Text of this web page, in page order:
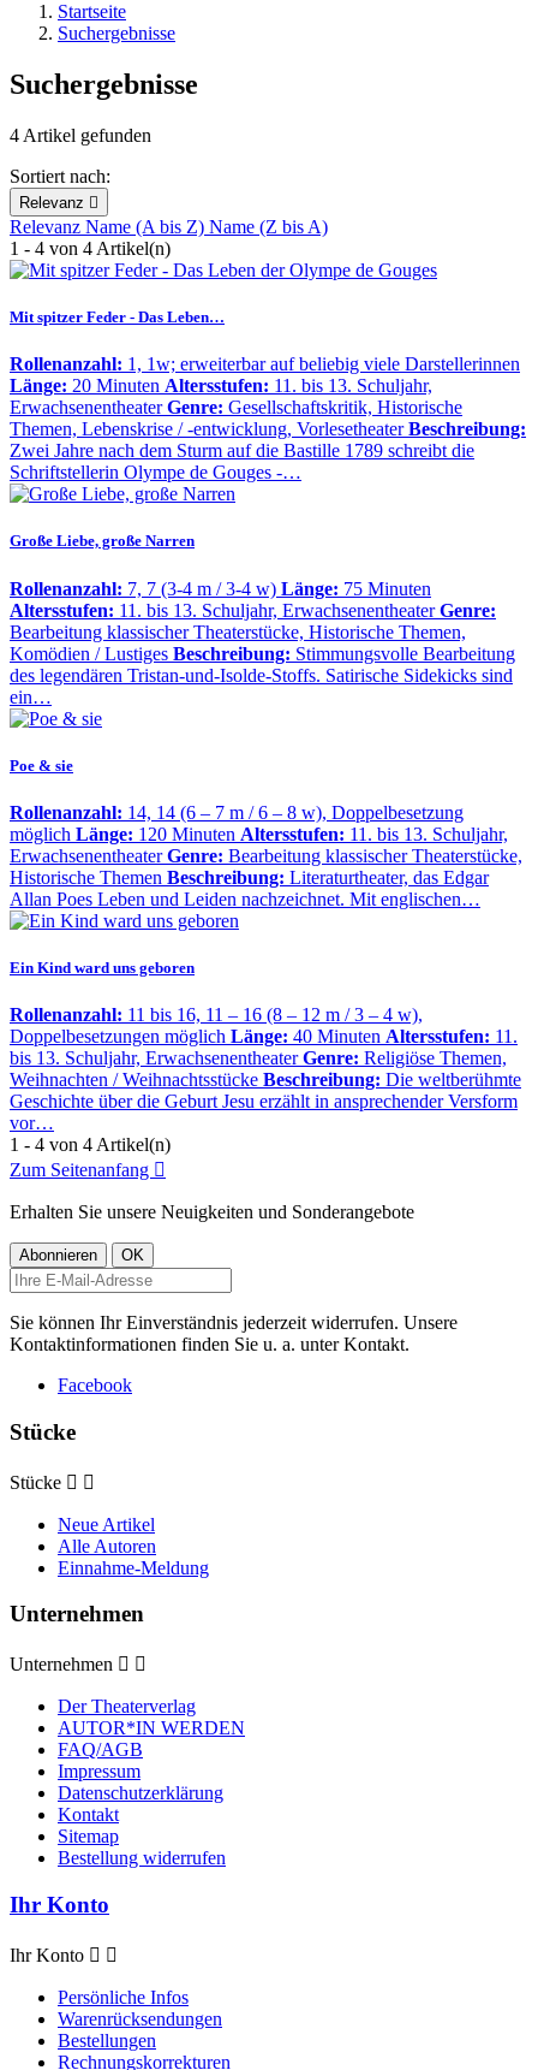
Startseite
Suchergebnisse
Suchergebnisse
4 Artikel gefunden
Sortiert nach:
Relevanz 
Relevanz Name (A bis Z) Name (Z bis A)
1 - 4 von 4 Artikel(n)
Mit spitzer Feder - Das Leben…
Rollenanzahl: 1, 1w; erweiterbar auf beliebig viele Darstellerinnen
Länge: 20 Minuten Altersstufen: 11. bis 13. Schuljahr,
Erwachsenentheater Genre: Gesellschaftskritik, Historische
Themen, Lebenskrise / -entwicklung, Vorlesetheater Beschreibung:
Zwei Jahre nach dem Sturm auf die Bastille 1789 schreibt die
Schriftstellerin Olympe de Gouges -…
Große Liebe, große Narren
Rollenanzahl: 7, 7 (3-4 m / 3-4 w) Länge: 75 Minuten
Altersstufen: 11. bis 13. Schuljahr, Erwachsenentheater Genre:
Bearbeitung klassischer Theaterstücke, Historische Themen,
Komödien / Lustiges Beschreibung: Stimmungsvolle Bearbeitung
des legendären Tristan-und-Isolde-Stoffs. Satirische Sidekicks sind
ein…
Poe & sie
Rollenanzahl: 14, 14 (6 – 7 m / 6 – 8 w), Doppelbesetzung
möglich Länge: 120 Minuten Altersstufen: 11. bis 13. Schuljahr,
Erwachsenentheater Genre: Bearbeitung klassischer Theaterstücke,
Historische Themen Beschreibung: Literaturtheater, das Edgar
Allan Poes Leben und Leiden nachzeichnet. Mit englischen…
Ein Kind ward uns geboren
Rollenanzahl: 11 bis 16, 11 – 16 (8 – 12 m / 3 – 4 w),
Doppelbesetzungen möglich Länge: 40 Minuten Altersstufen: 11.
bis 13. Schuljahr, Erwachsenentheater Genre: Religiöse Themen,
Weihnachten / Weihnachtsstücke Beschreibung: Die weltberühmte
Geschichte über die Geburt Jesu erzählt in ansprechender Versform
vor…
1 - 4 von 4 Artikel(n)
Zum Seitenanfang 
Erhalten Sie unsere Neuigkeiten und Sonderangebote
Sie können Ihr Einverständnis jederzeit widerrufen. Unsere
Kontaktinformationen finden Sie u. a. unter Kontakt.
Facebook
Stücke
Stücke  
Neue Artikel
Alle Autoren
Einnahme-Meldung
Unternehmen
Unternehmen  
Der Theaterverlag
AUTOR*IN WERDEN
FAQ/AGB
Impressum
Datenschutzerklärung
Kontakt
Sitemap
Bestellung widerrufen
Ihr Konto
Ihr Konto  
Persönliche Infos
Warenrücksendungen
Bestellungen
Rechnungskorrekturen